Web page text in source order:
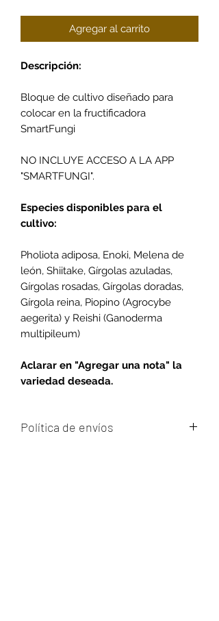
Agregar al carrito
Descripción:
Bloque de cultivo diseñado para
colocar en la fructificadora
SmartFungi
NO INCLUYE ACCESO A LA APP
"SMARTFUNGI".
Especies disponibles para el
cultivo:
Pholiota adiposa, Enoki, Melena de
león, Shiitake, Gírgolas azuladas,
Gírgolas rosadas, Gírgolas doradas,
Gírgola reina, Piopino (Agrocybe
aegerita) y Reishi (Ganoderma
multipileum)
Aclarar en "Agregar una nota" la
variedad deseada.
Política de envíos